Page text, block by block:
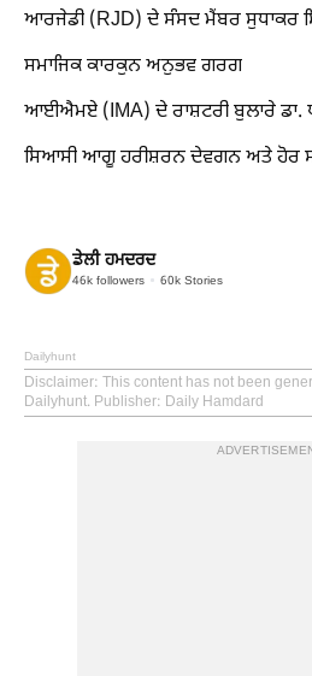
ਆਰਜੇਡੀ (RJD) ਦੇ ਸੰਸਦ ਮੈਂਬਰ ਸੁਧਾਕਰ
ਸਮਾਜਿਕ ਕਾਰਕੁਨ ਅਨੁਭਵ ਗਰਗ
ਆਈਐਮਏ (IMA) ਦੇ ਰਾਸ਼ਟਰੀ ਬੁਲਾਰੇ ਡਾ.
ਸਿਆਸੀ ਆਗੂ ਹਰੀਸ਼ਰਨ ਦੇਵਗਨ ਅਤੇ ਹੋਰ
ਡੇਲੀ ਹਮਦਰਦ
46k followers 60k Stories
Dailyhunt
Disclaimer: This content has not been
Dailyhunt. Publisher: Daily Hamdard